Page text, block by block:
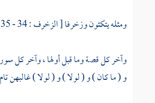
ومثله يتكئون وزخرفا [ الزخرف : 34 - 35 ] رأس الآية يتكئون و وزخرفا هو التمام لأنه معطوف على ما قبله .
وآخر كل قصة وما قبل أولها ، وآخر كل
و ( ما كان ) و ( لولا ) و ( لولا ) غالبهن